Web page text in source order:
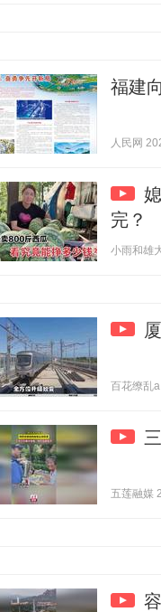
福建
人民网
完？
小雨和雄
百花缭乱
五莲融媒